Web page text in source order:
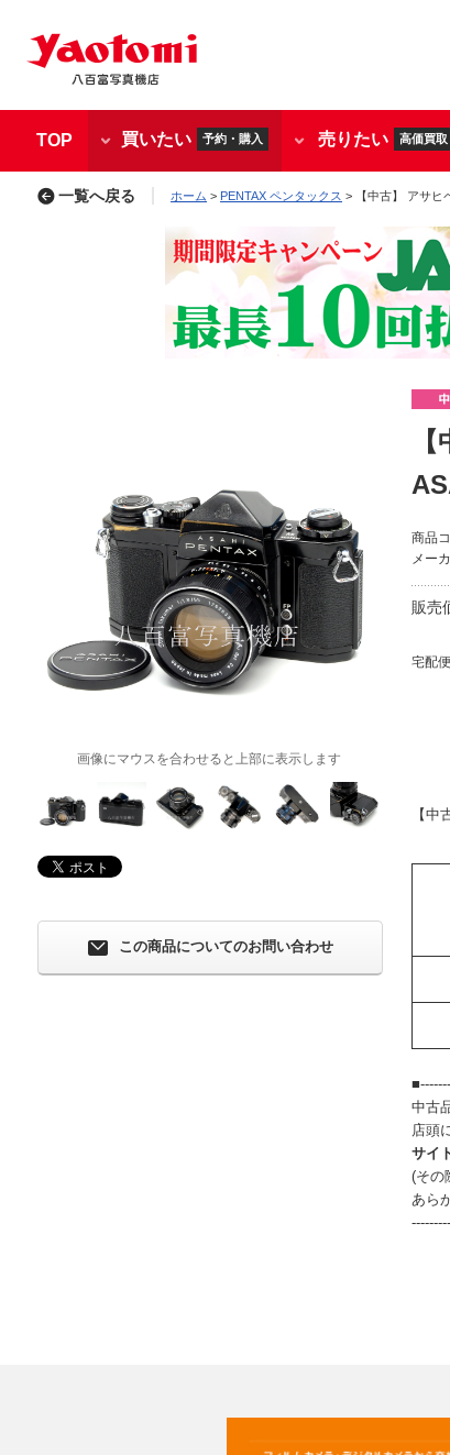
TOP 買いたい 予約・購入 売りたい 高価買取
一覧へ戻る ホーム > PENTAX ペンタックス > 【中古】 アサヒ
商品
メー
販売
宅配
【中
中古
店頭
サイ
(その
あら
画像にマウスを合わせると上部に表示します
この商品についてのお問い合わせ